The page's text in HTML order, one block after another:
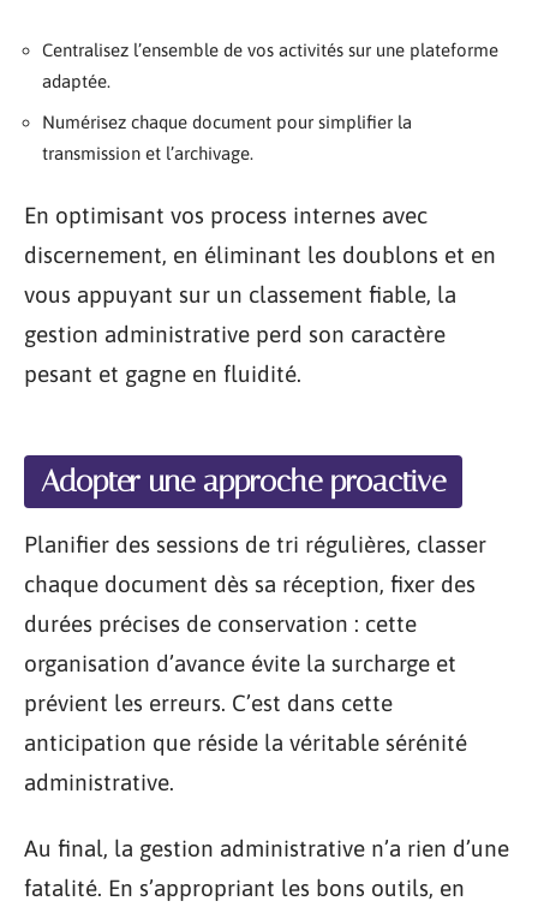
Centralisez l’ensemble de vos activités sur une plateforme
adaptée.
Numérisez chaque document pour simplifier la
transmission et l’archivage.
En optimisant vos process internes avec
discernement, en éliminant les doublons et en
vous appuyant sur un classement fiable, la
gestion administrative perd son caractère
pesant et gagne en fluidité.
Adopter une approche proactive
Planifier des sessions de tri régulières, classer
chaque document dès sa réception, fixer des
durées précises de conservation : cette
organisation d’avance évite la surcharge et
prévient les erreurs. C’est dans cette
anticipation que réside la véritable sérénité
administrative.
Au final, la gestion administrative n’a rien d’une
fatalité. En s’appropriant les bons outils, en